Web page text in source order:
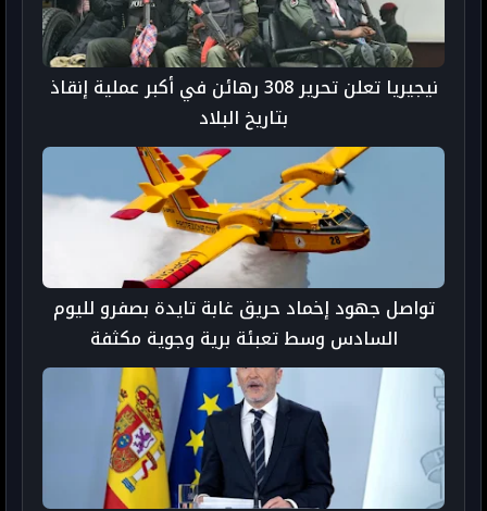
نيجيريا تعلن تحرير 308 رهائن في أكبر عملية إنقاذ
بتاريخ البلاد
تواصل جهود إخماد حريق غابة تايدة بصفرو لليوم
السادس وسط تعبئة برية وجوية مكثفة